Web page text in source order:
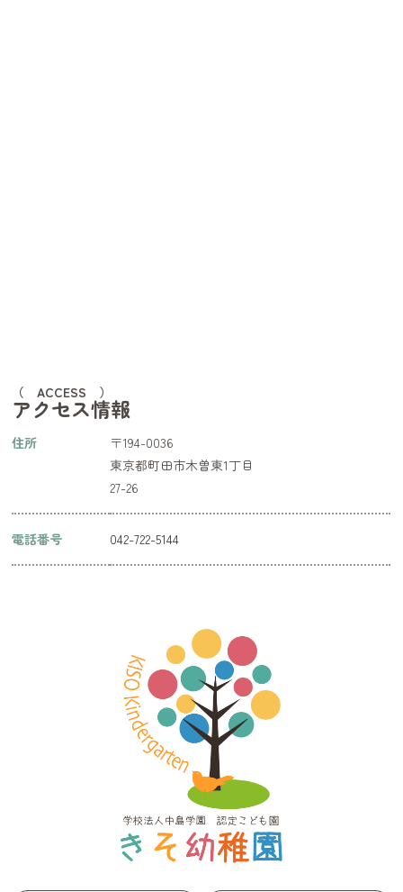
（ ACCESS ）
アクセス情報
住所
〒194-0036
東京都町田市木曽東1丁目
27-26
電話番号 042-722-5144